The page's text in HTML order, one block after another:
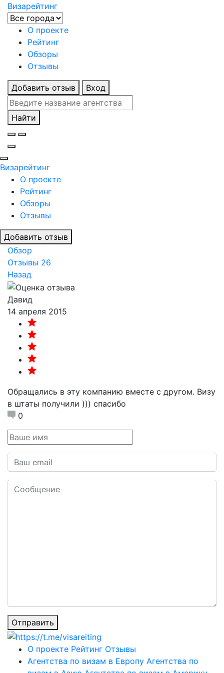
Визарейтинг
О проекте
Рейтинг
Обзоры
Отзывы
Добавить отзыв Вход
Найти
Визарейтинг
О проекте
Рейтинг
Обзоры
Отзывы
Добавить отзыв
Обзор
Отзывы 26
Назад
Давид
14 апреля 2015
Обращались в эту компанию вместе с другом. Визу
в штаты получили ))) спасибо
0
Отправить
О проекте Рейтинг Отзывы
Агентства по визам в Европу Агентства по